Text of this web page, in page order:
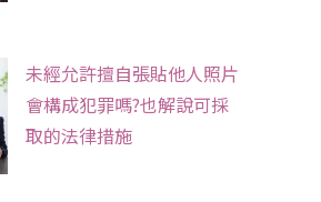
未經允許擅自張貼他人照片
會構成犯罪嗎?也解說可採
取的法律措施